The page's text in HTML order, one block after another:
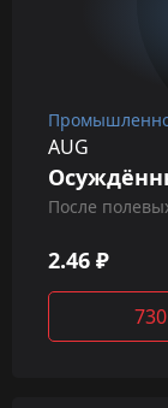
AUG
После
2.46 ₽